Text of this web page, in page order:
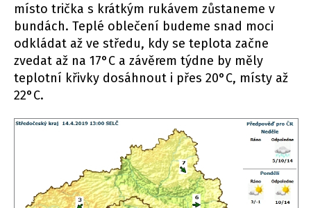
místo trička s krátkým rukávem zůstaneme v
bundách. Teplé oblečení budeme snad moci
odkládat až ve středu, kdy se teplota začne
zvedat až na 17°C a závěrem týdne by měly
teplotní křivky dosáhnout i přes 20°C, místy až
22°C.